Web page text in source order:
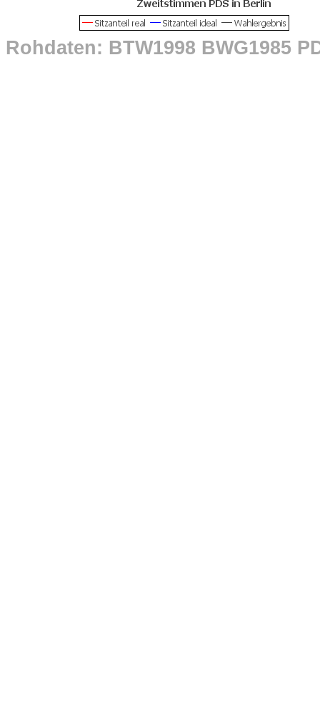
Rohdaten: BTW1998 BWG1985